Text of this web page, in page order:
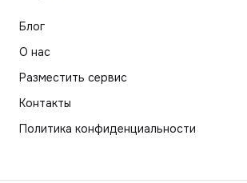
Блог
О нас
Разместить сервис
Контакты
Политика конфиденциальности